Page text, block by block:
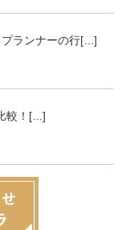
ランナーの行[...]
較！[...]